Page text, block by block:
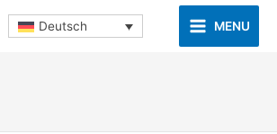
Deutsch MENU